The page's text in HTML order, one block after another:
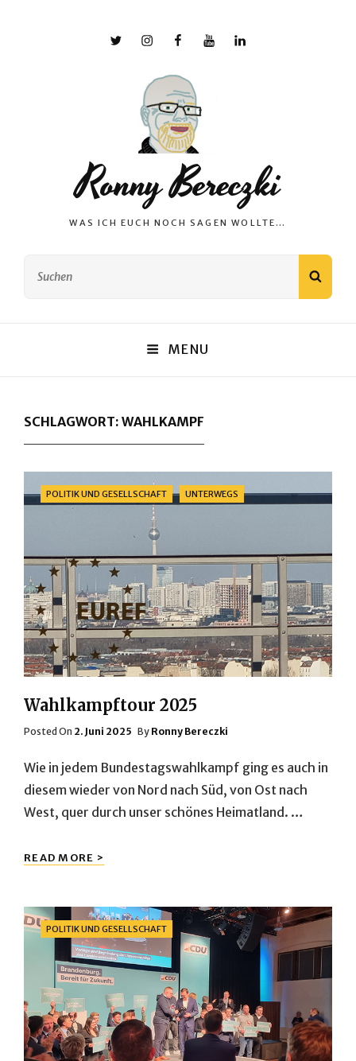
X InstagramFacebookYouTubeLinkedin
Ronny Bereczki
WAS ICH EUCH NOCH SAGEN WOLLTE…
MENU
SCHLAGWORT: WAHLKAMPF
Categories
POLITIK UND GESELLSCHAFT UNTERWEGS
Wahlkampftour 2025
Posted On Posted
2. Juni 2025 By Ronny Bereczki
Wie in jedem Bundestagswahlkampf ging es auch in
diesem wieder von Nord nach Süd, von Ost nach
West, quer durch unser schönes Heimatland. …
READ MORE >
2025
Categories
POLITIK UND GESELLSCHAFT